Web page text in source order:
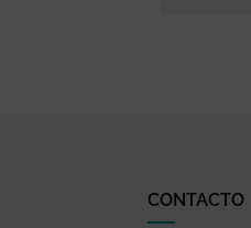
CONTACTO